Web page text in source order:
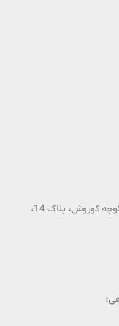
تهران، پاسداران، خیابان قبا، کوچه کوروش، پلاک 14،